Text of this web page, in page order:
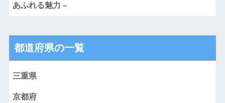
あふれる魅力 –
都道府県の一覧
三重県
京都府